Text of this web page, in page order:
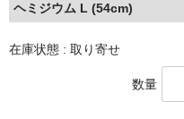
ヘミジウム L (54cm)
在庫状態 : 取り寄せ
数量